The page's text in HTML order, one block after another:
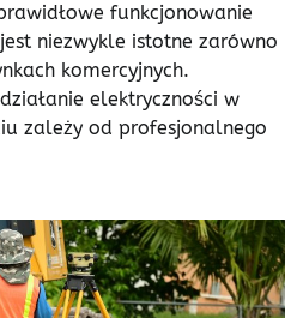
funkcjonowanie
niezwykle istotne zarówno
komercyjnych.
elektryczności w
zależy od profesjonalnego